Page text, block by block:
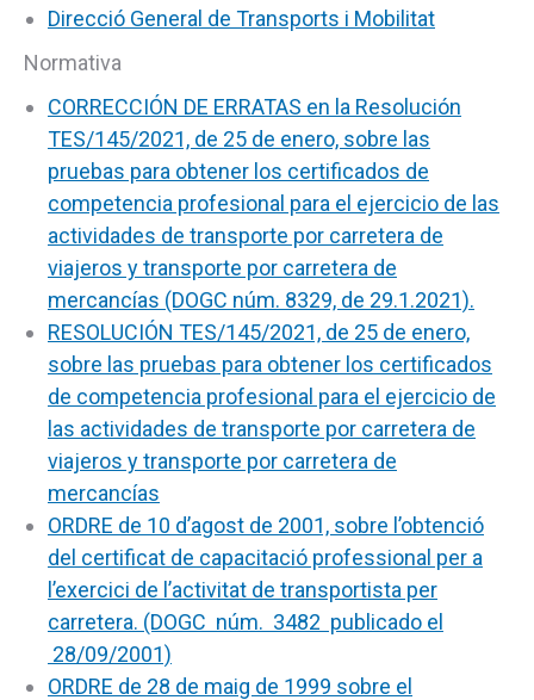
Direcció General de Transports i Mobilitat
Normativa
CORRECCIÓN DE ERRATAS en la Resolución
TES/145/2021, de 25 de enero, sobre las
pruebas para obtener los certificados de
competencia profesional para el ejercicio de las
actividades de transporte por carretera de
viajeros y transporte por carretera de
mercancías (DOGC núm. 8329, de 29.1.2021).
RESOLUCIÓN TES/145/2021, de 25 de enero,
sobre las pruebas para obtener los certificados
de competencia profesional para el ejercicio de
las actividades de transporte por carretera de
viajeros y transporte por carretera de
mercancías
ORDRE de 10 d’agost de 2001, sobre l’obtenció
del certificat de capacitació professional per a
l’exercici de l’activitat de transportista per
carretera. (DOGC núm. 3482 publicado el
28/09/2001)
ORDRE de 28 de maig de 1999 sobre el